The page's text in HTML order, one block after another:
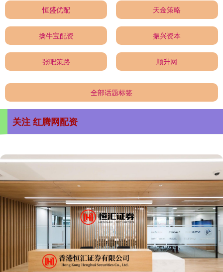
恒盛优配 天金策略
擒牛宝配资 振兴资本
张吧策路 顺升网
全部话题标签
关注 红腾网配资